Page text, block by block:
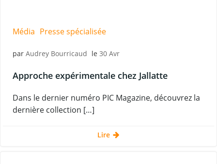
Média Presse spécialisée
par Audrey Bourricaud le 30 Avr
Approche expérimentale chez Jallatte
Dans le dernier numéro PIC Magazine, découvrez la
dernière collection […]
Lire